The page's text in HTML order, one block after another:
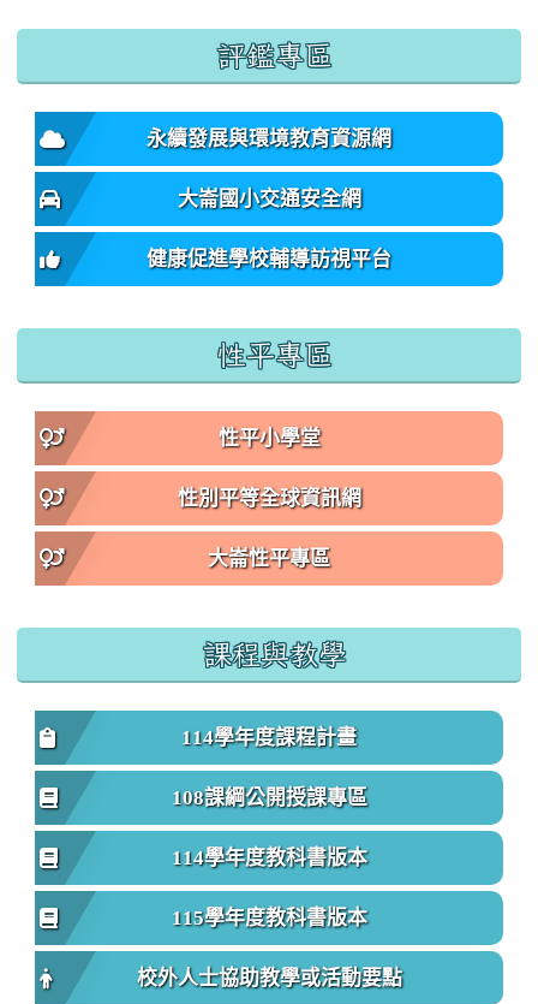
:::
評鑑專區
永續發展與環境教育資源網
大崙國小交通安全網
健康促進學校輔導訪視平台
性平專區
性平小學堂
性別平等全球資訊網
大崙性平專區
課程與教學
114學年度課程計畫
108課綱公開授課專區
114學年度教科書版本
115學年度教科書版本
校外人士協助教學或活動要點